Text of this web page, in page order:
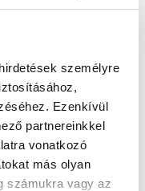
személyre
Ezenkívül
partnereinkkel
vonatkozó
más olyan
számukra vagy az
33 790 Ft